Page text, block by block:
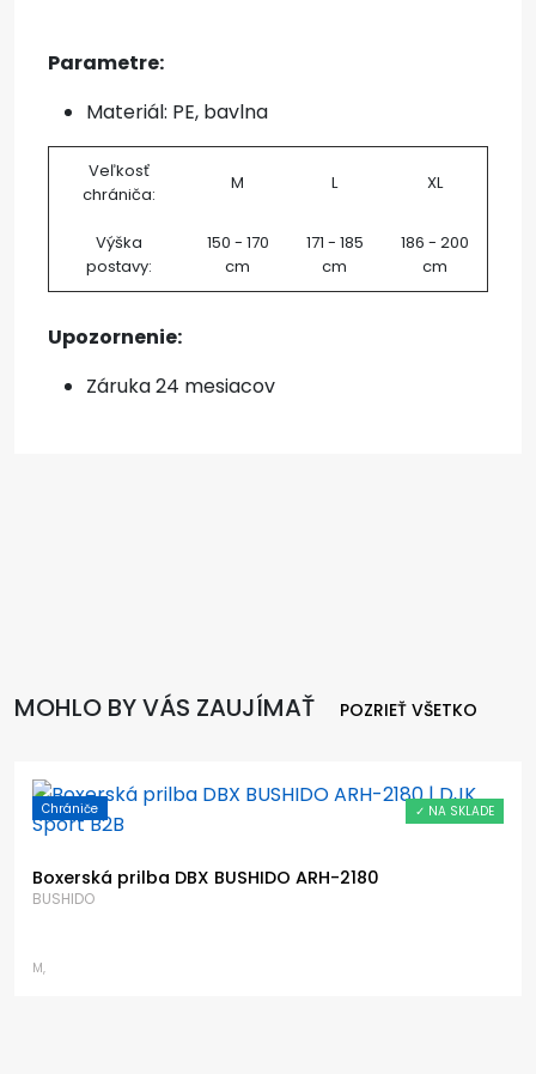
Parametre:
Materiál: PE, bavlna
Veľkosť
chrániča:
M L XL
Výška
postavy:
150 - 170
cm
171 - 185
cm
186 - 200
cm
Upozornenie:
Záruka 24 mesiacov
MOHLO BY VÁS ZAUJÍMAŤ POZRIEŤ VŠETKO
Chrániče ✓ NA SKLADE
Boxerská prilba DBX BUSHIDO ARH-2180
BUSHIDO
M,